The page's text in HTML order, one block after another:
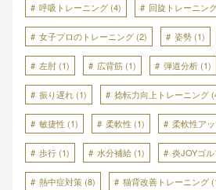
呼吸トレーニング (4) 回旋トレーニン
女子プロのトレーニング (2) 姿勢 (1)
左肘 (1) 広背筋 (1) 弾道分析 (1)
振り遅れ (1) 捻転力向上トレーニング
敏捷性 (1) 柔軟性 (1) 柔軟性ア
歩行 (1) 水分補給 (1) 炎JOYゴ
熱中症対策 (8) 猫背改善トレーニング